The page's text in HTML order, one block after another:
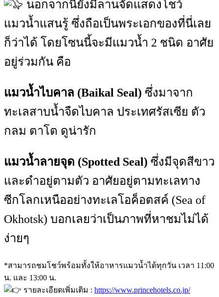
นอกจากนี้ยังมีลานจัดแสดงโชว์
แมวน้ำแสนรู้ ซึ่งถือเป็นพระเอกของที่นี่เลย
ก็ว่าได้ โดยโซนนี้จะมีแมวน้ำ 2 ชนิด อาศัย
อยู่ร่วมกัน คือ
แมวน้ำไบคาล (Baikal Seal) ซึ่งมาจาก
ทะเลสาบน้ำจืดไบคาล ประเทศรัสเซีย ตัว
กลม ตาโต ดูน่ารัก
แมวน้ำลายจุด (Spotted Seal) ซึ่งมีจุดสีขาว
และดำอยู่ตามตัว อาศัยอยู่ตามทะเลทาง
ซีกโลกเหนืออย่างทะเลโอค็อตสค์ (Sea of
Okhotsk) บอกเลยว่าเป็นภาพที่หาชมไม่ได้
ง่ายๆ
*สามารถชมโชว์พร้อมทั้งให้อาหารแมวน้ำได้ทุกวัน เวลา 11:00
น. และ 13:00 น.
รายละเอียดเพิ่มเติม : https://www.princehotels.co.jp/